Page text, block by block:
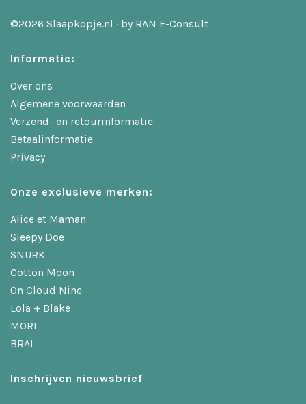
©2026 Slaapkopje.nl · by RAN E-Consult
Informatie:
Over ons
Algemene voorwaarden
Verzend- en retourinformatie
Betaalinformatie
Privacy
Onze exclusieve merken:
Alice et Maman
Sleepy Doe
SNURK
Cotton Moon
On Cloud Nine
Lola + Blake
MORI
BRAI
Inschrijven nieuwsbrief